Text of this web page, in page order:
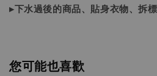
▸下水過後的商品、貼身衣物、拆
您可能也喜歡